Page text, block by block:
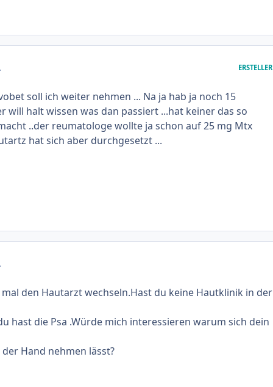
ERSTELLER
soll ich weiter nehmen ... Na ja hab ja noch 15
will halt wissen was dan passiert ...hat keiner das so
..der reumatologe wollte ja schon auf 25 mg Mtx
hat sich aber durchgesetzt ...
den Hautarzt wechseln.Hast du keine Hautklinik in der
hast die Psa .Würde mich interessieren warum sich dein
Hand nehmen lässt?